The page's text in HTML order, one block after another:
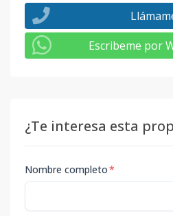
Escribeme por
¿Te interesa esta
Nombre completo*